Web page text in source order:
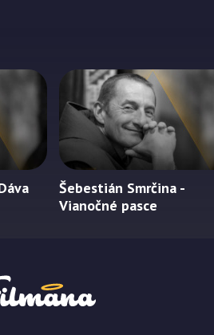
Šebestián Smrčina -
Vianočné pasce